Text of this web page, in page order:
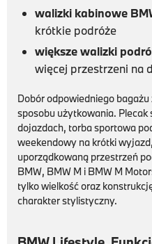
walizki kabinowe
krótkie podróże
większe walizki
więcej przestrzeni na
Dobór odpowiedniego
sposobu użytkowania.
dojazdach, torba sportowa
weekendowy na krótki
uporządkowaną przestrzeń
BMW, BMW M i BMW M
tylko wielkość oraz
charakter stylistyczny.